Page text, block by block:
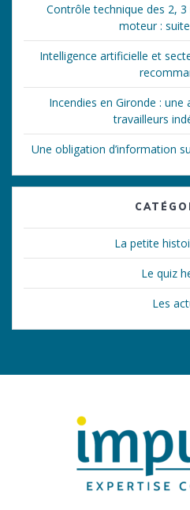
Contrôle technique des 2,
moteur :
Intelligence artificielle et
Incendies en Gironde : une
travailleurs
Une obligation d’information
La petite
Le quiz
Les